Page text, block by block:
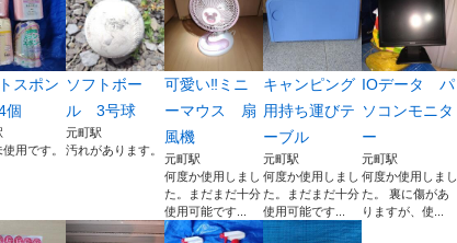
スポン
用です。
ソフトボー
ル 3号球
元町駅
汚れがあります。
可愛い‼️ミニ
ーマウス 扇
風機
元町駅
何度か使用しまし
た。まだまだ十分
使用可能です...
キャンピング
用持ち運びテ
ーブル
元町駅
何度か使用しまし
た。まだまだ十分
使用可能です...
IOデータ パ
ソコンモニタ
ー
元町駅
何度か使用しまし
た。 裏に傷があ
りますが、使...